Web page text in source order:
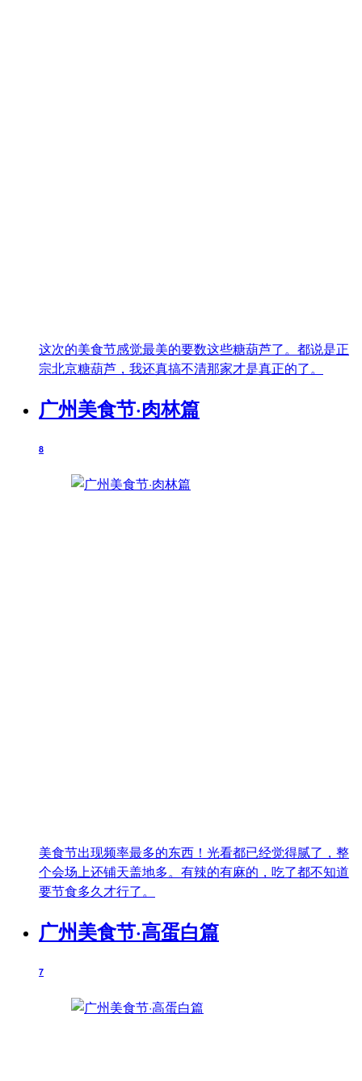
这次的美食节感觉最美的要数这些糖葫芦了。都说是正
宗北京糖葫芦，我还真搞不清那家才是真正的了。
广州美食节·肉林篇
8
美食节出现频率最多的东西！光看都已经觉得腻了，整
个会场上还铺天盖地多。有辣的有麻的，吃了都不知道
要节食多久才行了。
广州美食节·高蛋白篇
7